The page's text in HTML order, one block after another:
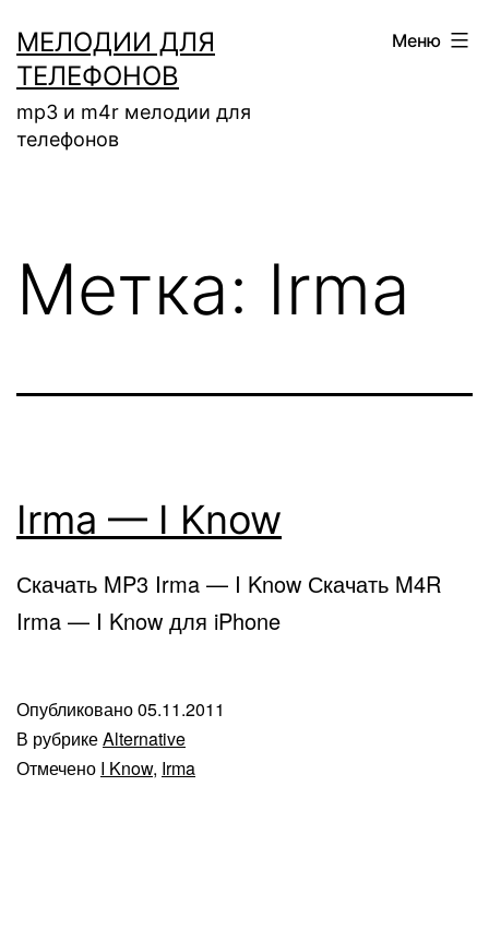
содержимому
МЕЛОДИИ ДЛЯ
ТЕЛЕФОНОВ
mp3 и m4r мелодии для
телефонов
Меню
Метка: Irma
Irma — I Know
Скачать MP3 Irma — I Know Скачать M4R
Irma — I Know для iPhone
Опубликовано05.11.2011
В рубрикеAlternative
Отмечено I Know, Irma